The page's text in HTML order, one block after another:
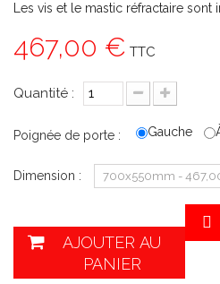
Les vis et le mastic réfractaire sont
467,00 € TTC
Quantité :
Poignée de porte : Gauche
Dimension :
AJOUTER AU
PANIER